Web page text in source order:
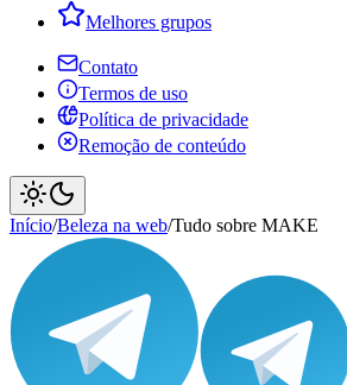
Melhores grupos
Contato
Termos de uso
Política de privacidade
Remoção de conteúdo
Início/Beleza na web/Tudo sobre MAKE